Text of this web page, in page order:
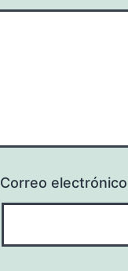
Correo electrónico